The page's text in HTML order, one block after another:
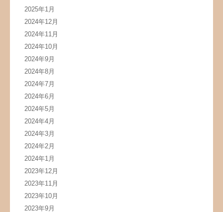
2025年1月
2024年12月
2024年11月
2024年10月
2024年9月
2024年8月
2024年7月
2024年6月
2024年5月
2024年4月
2024年3月
2024年2月
2024年1月
2023年12月
2023年11月
2023年10月
2023年9月